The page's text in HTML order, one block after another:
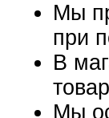
Мы
при
В
Мы